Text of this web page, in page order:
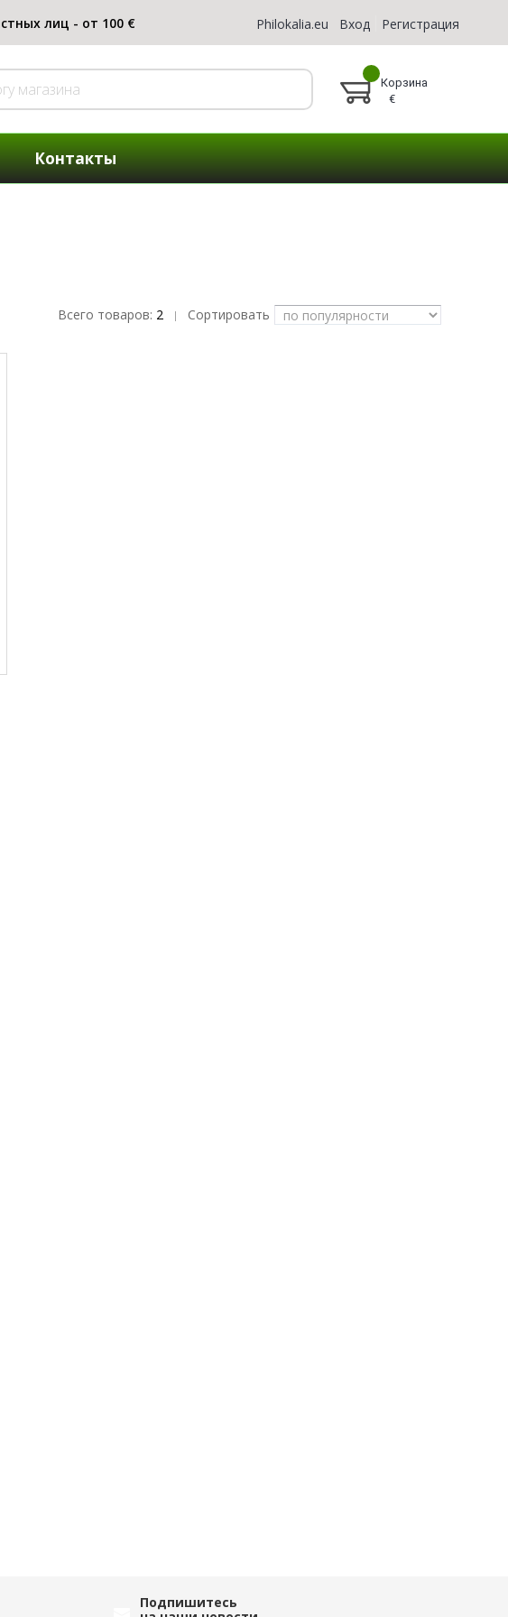
Philokalia.eu Вход Регистрация
Корзина
€
Контакты
Всего товаров: 2 | Сортировать
Подпишитесь